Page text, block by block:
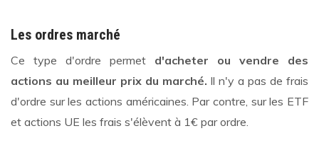
Les ordres marché
Ce type d'ordre permet d'acheter ou vendre des
actions au meilleur prix du marché. Il n'y a pas de frais
d'ordre sur les actions américaines. Par contre, sur les ETF
et actions UE les frais s'élèvent à 1€ par ordre.